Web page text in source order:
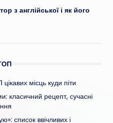
з англійської і як його
місць куди піти
класичний рецепт, сучасні
список ввічливих і